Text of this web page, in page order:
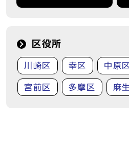
区役所
川崎区 幸区 中原区
宮前区 多摩区 麻